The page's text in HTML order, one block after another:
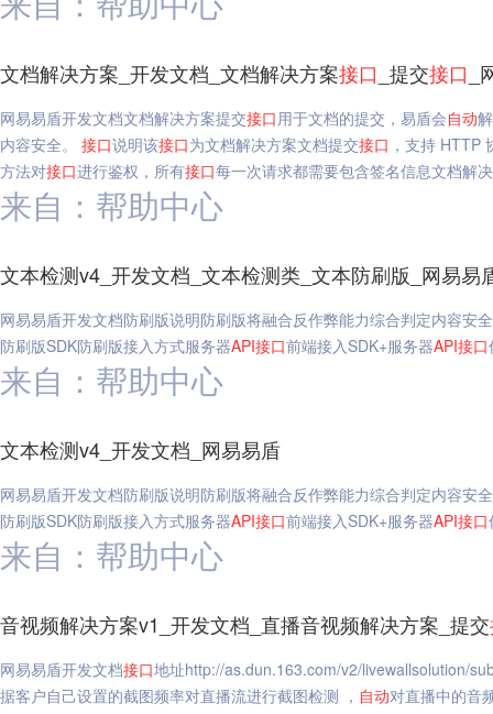
文档解决方案_开发文档_文档解决方案接口 _提交接口
网易易盾开发文档文档解决方案提交接口用于文档的提交，易盾会自动
内容安全。 接口说明该接口为文档解决方案文档提交接口 ，支持 HTTP
方法对接口进行鉴权，所有接口每一次请求都需要包含签名信息文档解
来自：帮助中心
文本检测v4_开发文档_文本检测类_文本防刷版_网易易
网易易盾开发文档防刷版说明防刷版将融合反作弊能力综合判定内容安
防刷版SDK防刷版接入方式服务器API接口前端接入SDK+服务器API接口
来自：帮助中心
文本检测v4_开发文档_网易易盾
网易易盾开发文档防刷版说明防刷版将融合反作弊能力综合判定内容安
防刷版SDK防刷版接入方式服务器API接口前端接入SDK+服务器API接口
来自：帮助中心
音视频解决方案v1_开发文档_直播音视频解决方案_提交
网易易盾开发文档接口地址http://as.dun.163.com/v2/livewallsolution/
据客户自己设置的截图频率对直播流进行截图检测 ， 自动对直播中的音